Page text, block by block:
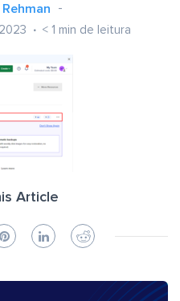
< 1 min de leitura
Article